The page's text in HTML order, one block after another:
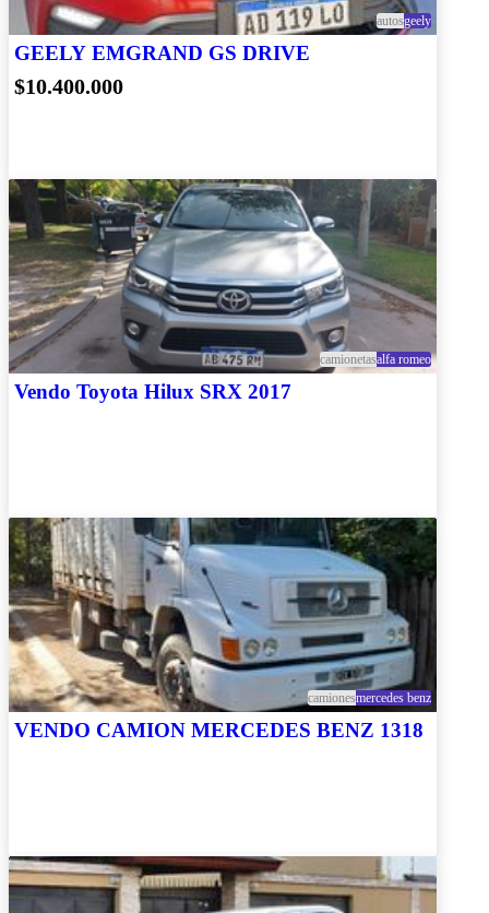
autosgeely
GEELY EMGRAND GS DRIVE
$10.400.000
camionetasalfa romeo
Vendo Toyota Hilux SRX 2017
camionesmercedes benz
VENDO CAMION MERCEDES BENZ 1318